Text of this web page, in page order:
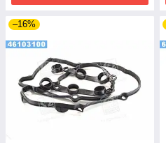
–16%